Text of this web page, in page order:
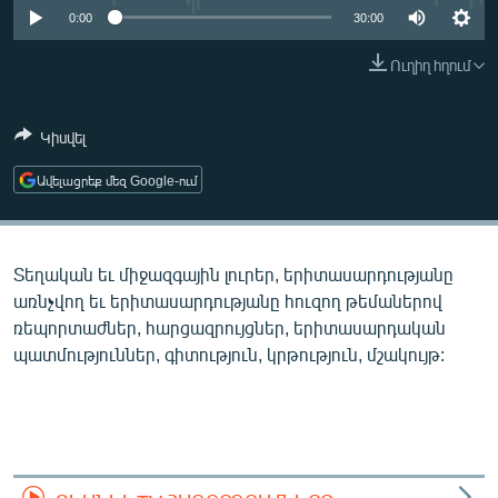
ՄԻՋԱԶԳԱՅԻՆ
ՄԵԿՆԱԲԱՆՈՒԹՅՈՒՆ
ՏՏ ԵՒ ԻՆՏԵՐՆԵՏ
ԿՈՐՈՆԱՎԻՐՈՒՍ
ՏԵՍԱՆՅՈՒԹԵՐ
ԲԱՆԱՎԵՃ
Հայերեն
0:00 30:00
Ուղիղ հղում
Կիսվել
Ավելացրեք մեզ Google-ում
Տեղական եւ միջազգային լուրեր, երիտասարդությանը
առնչվող եւ երիտասարդությանը հուզող թեմաներով
ռեպորտաժներ, հարցազրույցներ, երիտասարդական
պատմություններ, գիտություն, կրթություն, մշակույթ: